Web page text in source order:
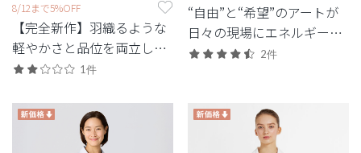
8/12まで5%OFF
【完全新作】羽織るような
軽やかさと品位を両立し
た、最軽量級の白衣。
1件
“自由”と“希望”のアートが
日々の現場にエネルギーを
もたらす。キース・ヘリン
2件